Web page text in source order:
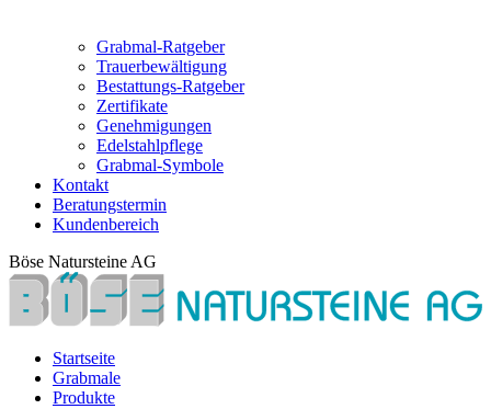
Grabmal-Ratgeber
Trauerbewältigung
Bestattungs-Ratgeber
Zertifikate
Genehmigungen
Edelstahlpflege
Grabmal-Symbole
Kontakt
Beratungstermin
Kundenbereich
Böse Natursteine AG
Startseite
Grabmale
Produkte